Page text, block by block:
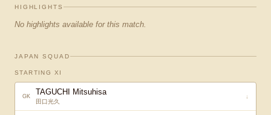
HIGHLIGHTS
No highlights available for this match.
JAPAN SQUAD
STARTING XI
GK TAGUCHI Mitsuhisa
田口光久
↓